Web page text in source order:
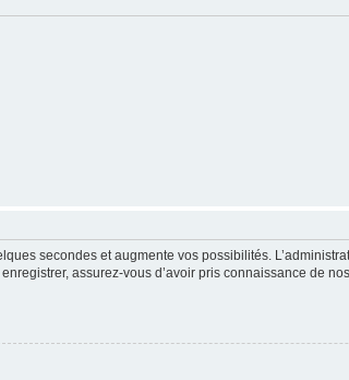
secondes et augmente vos possibilités.
assurez-vous d’avoir pris connaissance de